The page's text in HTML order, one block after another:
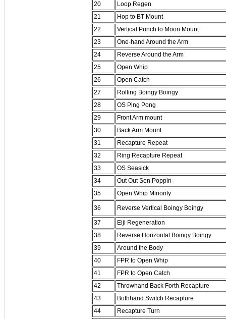
20
Loop Regen
21
Hop to BT Mount
22
Vertical Punch to Moon Mount
23
One-hand Around the Arm
24
Reverse Around the Arm
25
Open Whip
26
Open Catch
27
Rolling Boingy Boingy
28
OS Ping Pong
29
Front Arm mount
30
Back Arm Mount
31
Recapture Repeat
32
Ring Recapture Repeat
33
OS Seasick
34
Out Out Sen Poppin
35
Open Whip Minority
36 Reverse Vertical Boingy Boingy
37
Eiji Regeneration
38
Reverse Horizontal Boingy Boingy
39
Around the Body
40
FPR to Open Whip
41
FPR to Open Catch
42
Throwhand Back Forth Recapture
43
Bothhand Switch Recapture
44
Recapture Turn